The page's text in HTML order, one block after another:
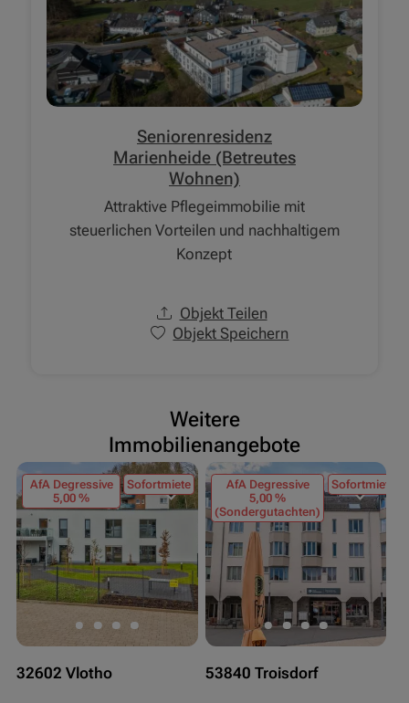
Seniorenresidenz
Marienheide (Betreutes
Wohnen)
Attraktive Pflegeimmobilie mit
steuerlichen Vorteilen und nachhaltigem
Konzept
Objekt Teilen
Objekt Speichern
Weitere
Immobilienangebote
AfA Degressive
5,00 %
Sofortmiete
32602 Vlotho
AfA Degressive
5,00 %
(Sondergutachten)
Sofortmiete
53840 Troisdorf